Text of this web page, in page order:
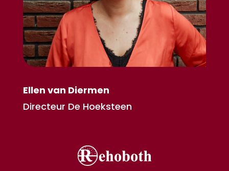
Ellen van Diermen
Directeur De Hoeksteen